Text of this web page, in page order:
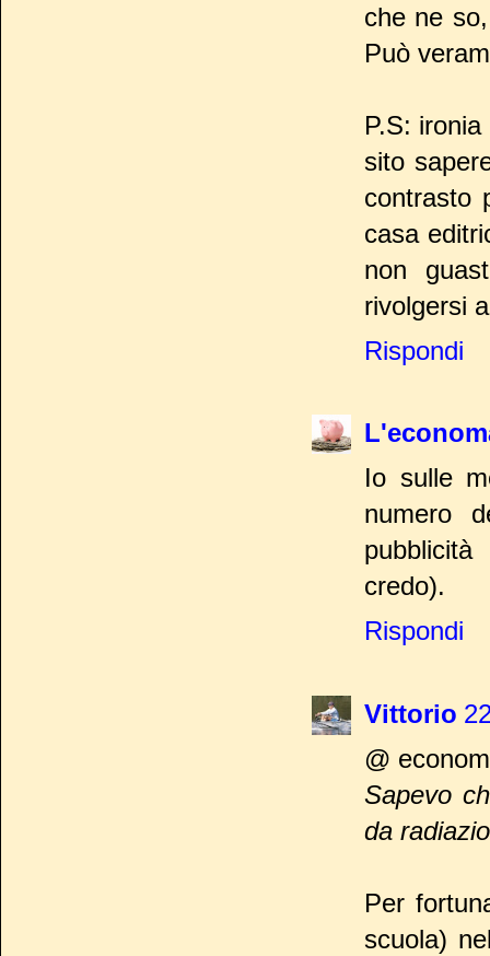
che ne
Può
P.S:
sito
contrasto
casa
non
rivolgersi
Rispondi
Io sulle
numero
credo).
Rispondi
Vittorio
@
Sapevo
da
Per
scuola)